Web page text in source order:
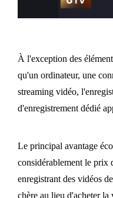
À l'exception des
qu'un ordinateur, une
streaming vidéo,
d'enregistrement dédié
Le principal avantage
considérablement le prix
enregistrant des vidéos
chère au lieu d'acheter